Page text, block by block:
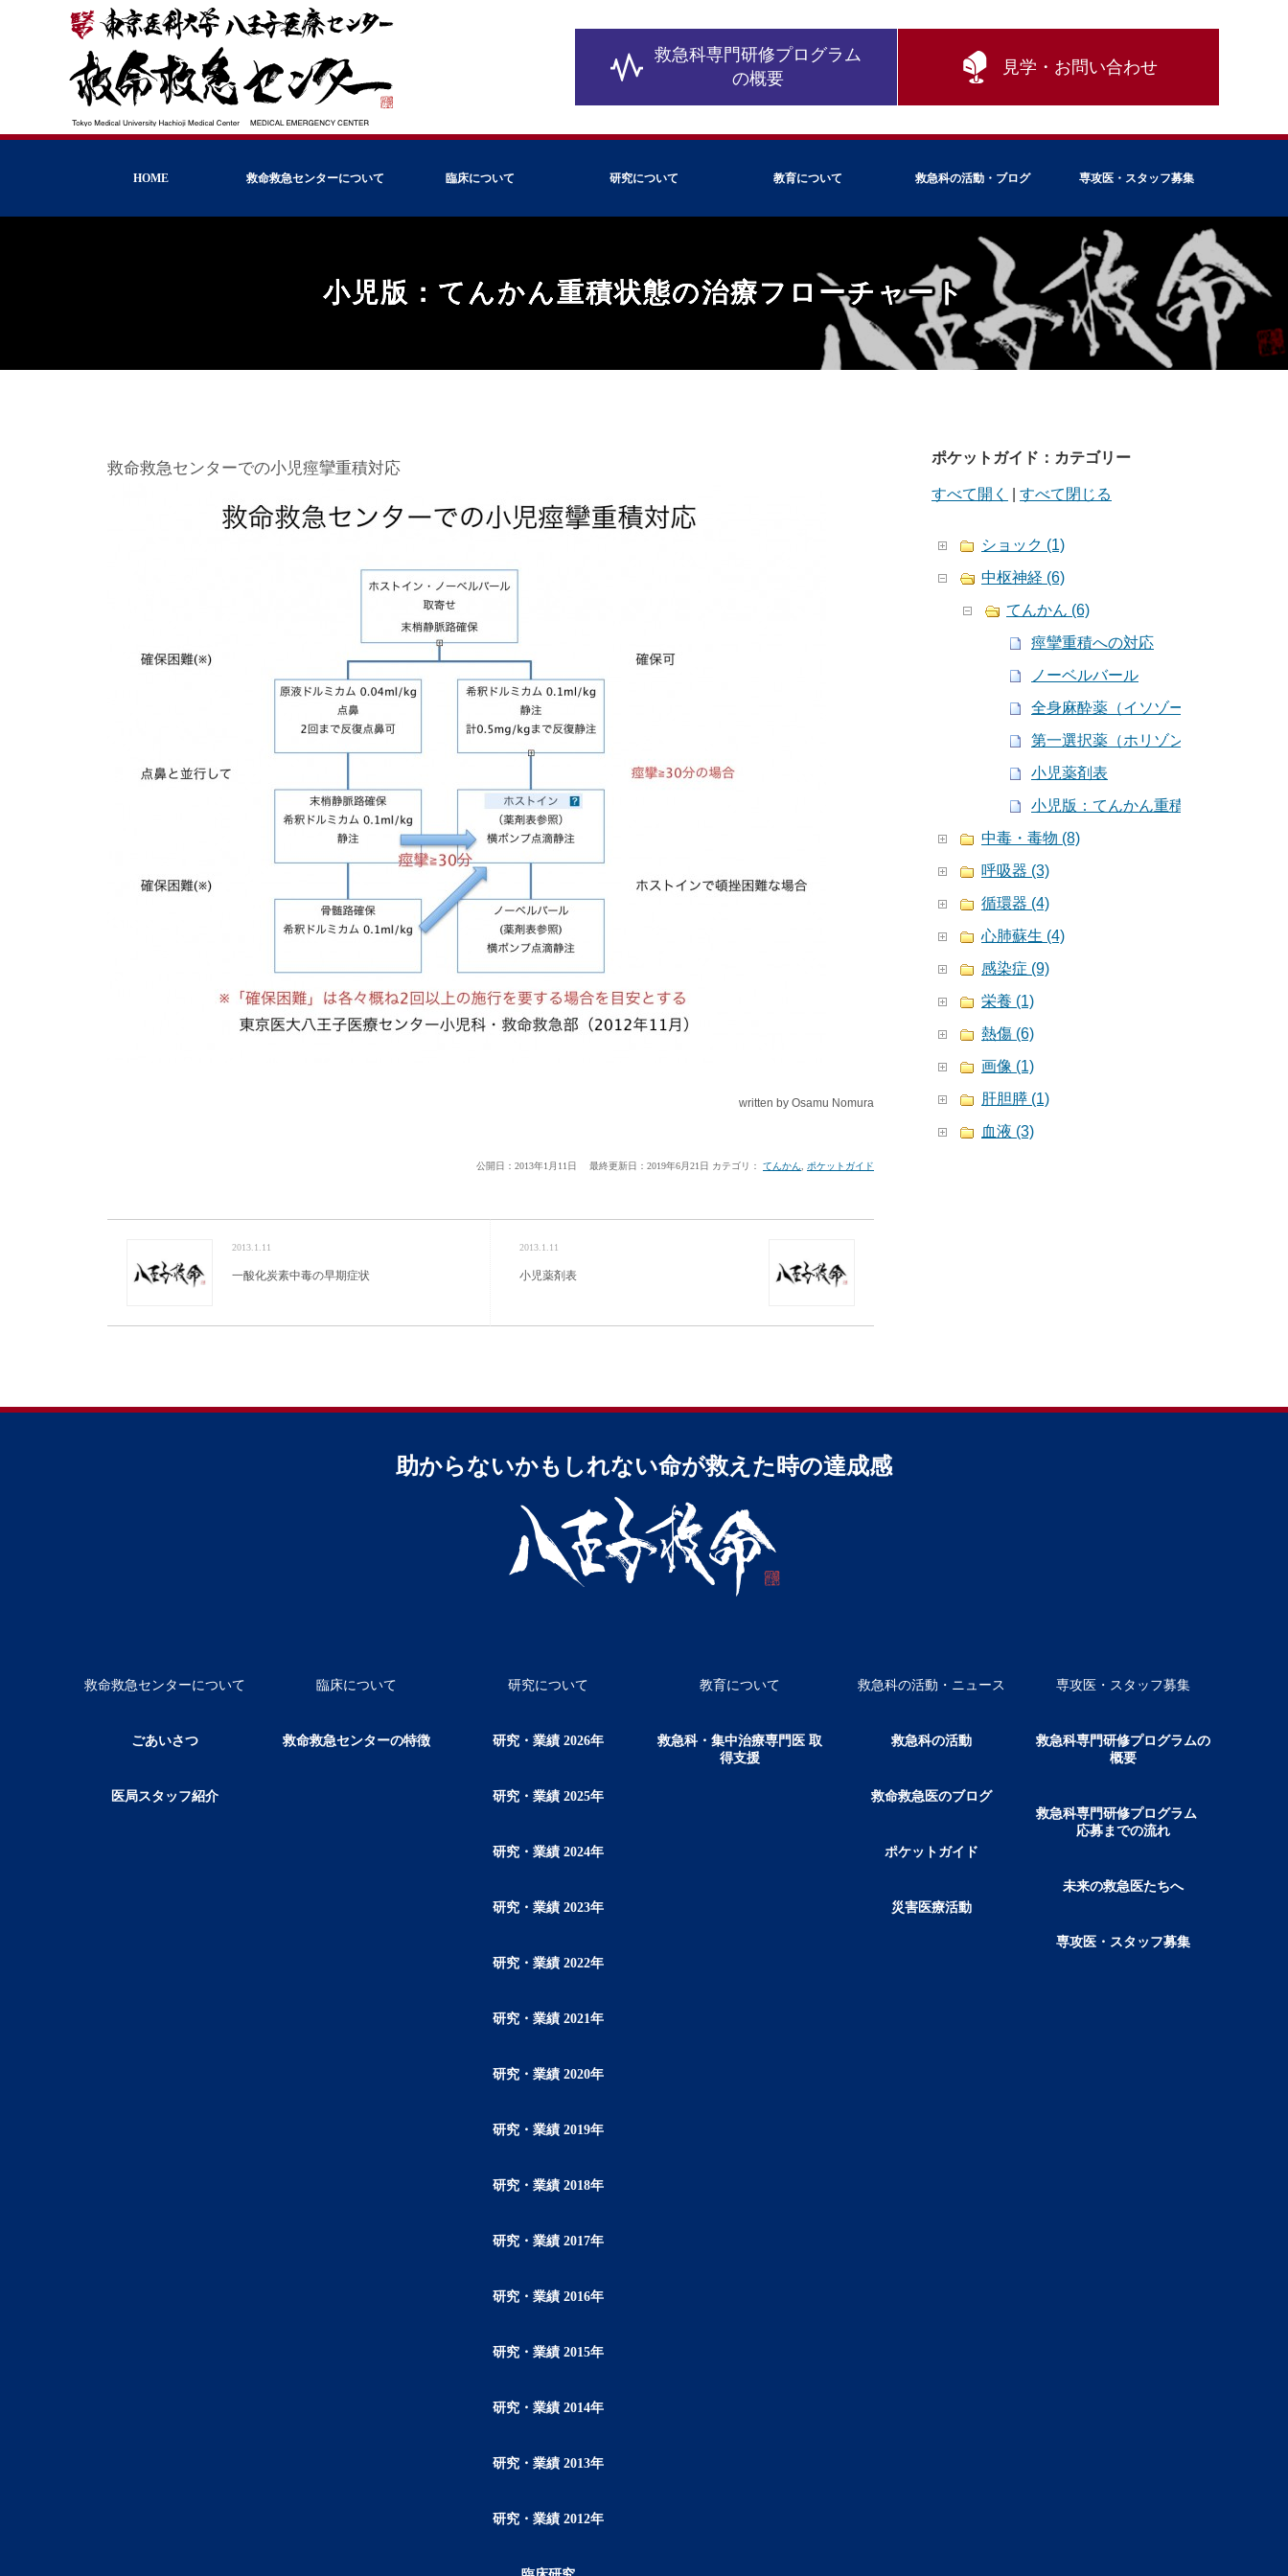
救急科専門研修プログラム
の概要
見学・お問い合わせ
HOME 救命救急センターについて 臨床について 研究について 教育について 救急科の活動・ブログ 専攻医・スタッフ募集
小児版：てんかん重積状態の治療フローチャート
救命救急センターでの小児痙攣重積対応
written by Osamu Nomura
公開日：2013年1月11日 最終更新日：2019年6月21日 カテゴリ： てんかん ポケットガイド
2013.1.11
一酸化炭素中毒の早期症状
2013.1.11
小児薬剤表
ポケットガイド：カテゴリー
すべて開く すべて閉じる
ショック (1)
中枢神経 (6)
てんかん (6)
痙攣重積への対応
ノーベルバール
全身麻酔薬（イソゾール・プロポフ
第一選択薬（ホリゾン or ドルミカム
小児薬剤表
小児版：てんかん重積状態の治療フ
中毒・毒物 (8)
呼吸器 (3)
循環器 (4)
心肺蘇生 (4)
感染症 (9)
栄養 (1)
熱傷 (6)
画像 (1)
肝胆膵 (1)
血液 (3)
助からないかもしれない命が救えた時の達成感
救命救急センターについて
ごあいさつ
医局スタッフ紹介
臨床について
救命救急センターの特徴
研究について
研究・業績 2026年
研究・業績 2025年
研究・業績 2024年
研究・業績 2023年
研究・業績 2022年
研究・業績 2021年
研究・業績 2020年
研究・業績 2019年
研究・業績 2018年
研究・業績 2017年
研究・業績 2016年
研究・業績 2015年
研究・業績 2014年
研究・業績 2013年
研究・業績 2012年
教育について
救急科・集中治療専門医 取
得支援
救急科の活動・ニュース
救急科の活動
救命救急医のブログ
ポケットガイド
災害医療活動
専攻医・スタッフ募集
救急科専門研修プログラムの
概要
救急科専門研修プログラム
応募までの流れ
未来の救急医たちへ
専攻医・スタッフ募集